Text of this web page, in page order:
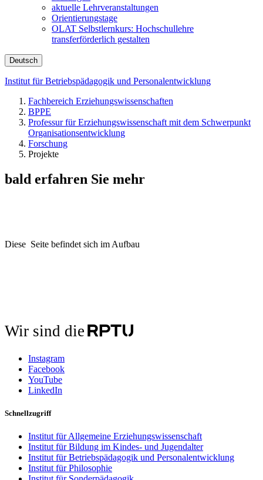
aktuelle Lehrveranstaltungen
Orientierungstage
OLAT Selbstlernkurs: Hochschullehre
transferförderlich gestalten
Deutsch
Institut für Betriebspädagogik und Personalentwicklung
Fachbereich Erziehungswissenschaften
BPPE
Professur für Erziehungswissenschaft mit dem Schwerpunkt
Organisationsentwicklung
Forschung
Projekte
bald erfahren Sie mehr
Diese Seite befindet sich im Aufbau
Wir sind die
Instagram
Facebook
YouTube
LinkedIn
Schnellzugriff
Institut für Allgemeine Erziehungswissenschaft
Institut für Bildung im Kindes- und Jugendalter
Institut für Betriebspädagogik und Personalentwicklung
Institut für Philosophie